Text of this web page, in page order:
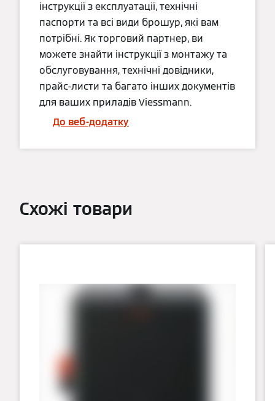
інструкції з експлуатації, технічні
паспорти та всі види брошур, які вам
потрібні. Як торговий партнер, ви
можете знайти інструкції з монтажу та
обслуговування, технічні довідники,
прайс-листи та багато інших документів
для ваших приладів Viessmann.
До веб-додатку
Схожі товари